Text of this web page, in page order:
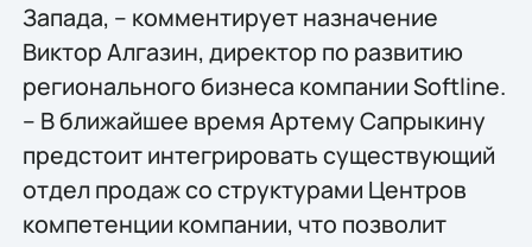
Запада, – комментирует назначение
Виктор Алгазин, директор по развитию
регионального бизнеса компании Softline.
– В ближайшее время Артему Сапрыкину
предстоит интегрировать существующий
отдел продаж со структурами Центров
компетенции компании, что позволит